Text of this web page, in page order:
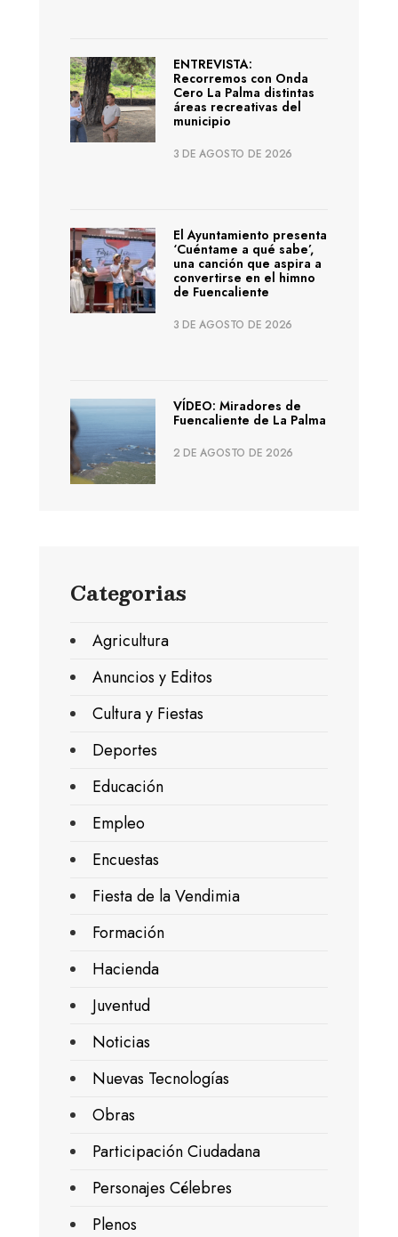
ENTREVISTA:
Recorremos con Onda
Cero La Palma distintas
áreas recreativas del
municipio
3 DE AGOSTO DE 2026
El Ayuntamiento presenta
‘Cuéntame a qué sabe’,
una canción que aspira a
convertirse en el himno
de Fuencaliente
3 DE AGOSTO DE 2026
VÍDEO: Miradores de
Fuencaliente de La Palma
2 DE AGOSTO DE 2026
Categorias
Agricultura
Anuncios y Editos
Cultura y Fiestas
Deportes
Educación
Empleo
Encuestas
Fiesta de la Vendimia
Formación
Hacienda
Juventud
Noticias
Nuevas Tecnologías
Obras
Participación Ciudadana
Personajes Célebres
Plenos